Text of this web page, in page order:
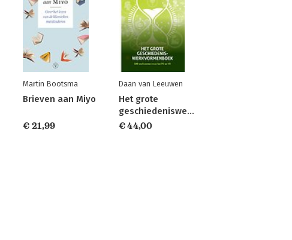
Martin Bootsma
Brieven aan Miyo
€ 21,99
Daan van Leeuwen
Het grote
geschiedeniswerkvormenboek
€ 44,00